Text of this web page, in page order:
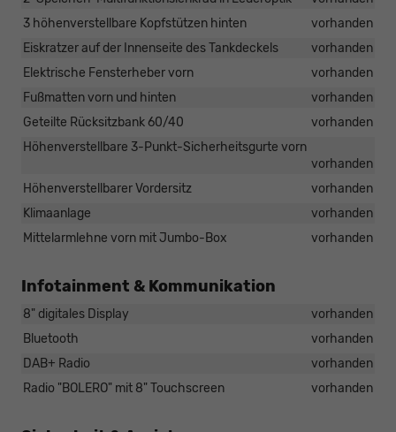
3 höhenverstellbare Kopfstützen hinten
vorhanden
Eiskratzer auf der Innenseite des Tankdeckels
vorhanden
Elektrische Fensterheber vorn
vorhanden
Fußmatten vorn und hinten
vorhanden
Geteilte Rücksitzbank 60/40
vorhanden
Höhenverstellbare 3-Punkt-Sicherheitsgurte vorn
vorhanden
Höhenverstellbarer Vordersitz
vorhanden
Klimaanlage
vorhanden
Mittelarmlehne vorn mit Jumbo-Box
vorhanden
Infotainment & Kommunikation
8" digitales Display
vorhanden
Bluetooth
vorhanden
DAB+ Radio
vorhanden
Radio "BOLERO" mit 8" Touchscreen
vorhanden